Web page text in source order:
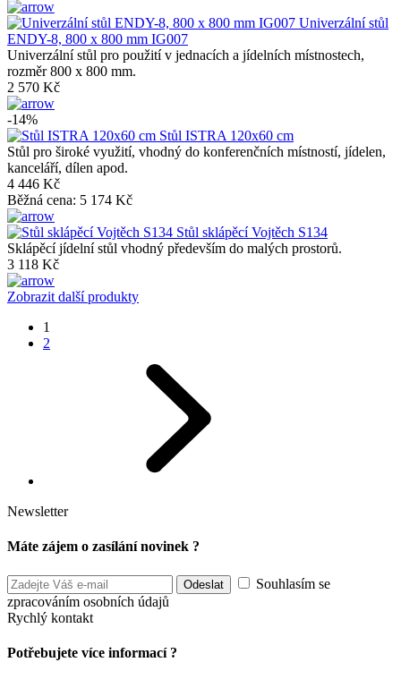
Univerzální stůl
ENDY-8, 800 x 800 mm IG007
Univerzální stůl pro použití v jednacích a jídelních místnostech,
rozměr 800 x 800 mm.
2 570 Kč
-14%
Stůl ISTRA 120x60 cm
Stůl pro široké využití, vhodný do konferenčních místností, jídelen,
kanceláří, dílen apod.
4 446 Kč
Běžná cena: 5 174 Kč
Stůl sklápěcí Vojtěch S134
Sklápěcí jídelní stůl vhodný především do malých prostorů.
3 118 Kč
Zobrazit další produkty
1
2
Newsletter
Máte zájem o zasílání novinek ?
Souhlasím se
zpracováním osobních údajů
Rychlý kontakt
Potřebujete více informací ?